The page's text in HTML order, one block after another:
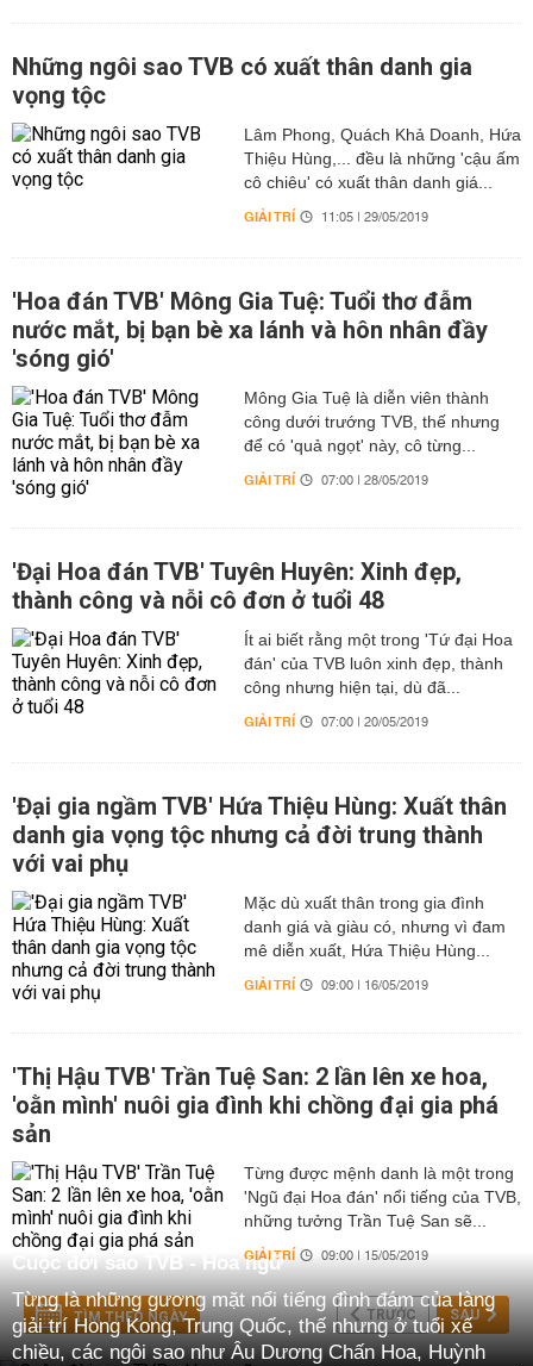
Những ngôi sao TVB có xuất thân danh gia
vọng tộc
Lâm Phong, Quách Khả Doanh, Hứa
Thiệu Hùng,... đều là những 'cậu ấm
cô chiêu' có xuất thân danh giá...
GIẢI TRÍ 11:05 | 29/05/2019
'Hoa đán TVB' Mông Gia Tuệ: Tuổi thơ đẫm
nước mắt, bị bạn bè xa lánh và hôn nhân đầy
'sóng gió'
Mông Gia Tuệ là diễn viên thành
công dưới trướng TVB, thế nhưng
để có 'quả ngọt' này, cô từng...
GIẢI TRÍ 07:00 | 28/05/2019
'Đại Hoa đán TVB' Tuyên Huyên: Xinh đẹp,
thành công và nỗi cô đơn ở tuổi 48
Ít ai biết rằng một trong 'Tứ đại Hoa
đán' của TVB luôn xinh đẹp, thành
công nhưng hiện tại, dù đã...
GIẢI TRÍ 07:00 | 20/05/2019
'Đại gia ngầm TVB' Hứa Thiệu Hùng: Xuất thân
danh gia vọng tộc nhưng cả đời trung thành
với vai phụ
Mặc dù xuất thân trong gia đình
danh giá và giàu có, nhưng vì đam
mê diễn xuất, Hứa Thiệu Hùng...
GIẢI TRÍ 09:00 | 16/05/2019
'Thị Hậu TVB' Trần Tuệ San: 2 lần lên xe hoa,
'oằn mình' nuôi gia đình khi chồng đại gia phá
sản
Từng được mệnh danh là một trong
'Ngũ đại Hoa đán' nổi tiếng của TVB,
những tưởng Trần Tuệ San sẽ...
GIẢI TRÍ 09:00 | 15/05/2019
TÌM THEO NGÀY TRƯỚC SAU
Cuộc đời sao TVB - Hoa ngữ
Từng là những gương mặt nổi tiếng đình đám của làng
giải trí Hong Kong, Trung Quốc, thế nhưng ở tuổi xế
chiều, các ngôi sao như Âu Dương Chấn Hoa, Huỳnh